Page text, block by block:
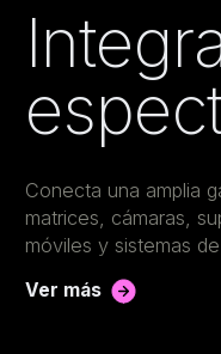
Conecta una amplia
matrices, cámaras,
móviles y sistemas
Ver más